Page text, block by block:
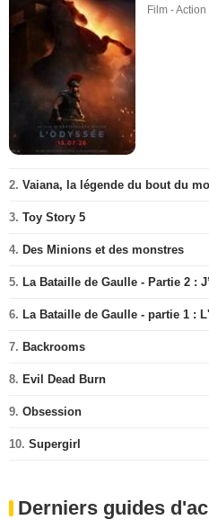
Film - Action
2. Vaiana, la légende du bout du
3. Toy Story 5
4. Des Minions et des monstres
5. La Bataille de Gaulle - Partie 2 :
6. La Bataille de Gaulle - partie 1 :
7. Backrooms
8. Evil Dead Burn
9. Obsession
10. Supergirl
Derniers guides